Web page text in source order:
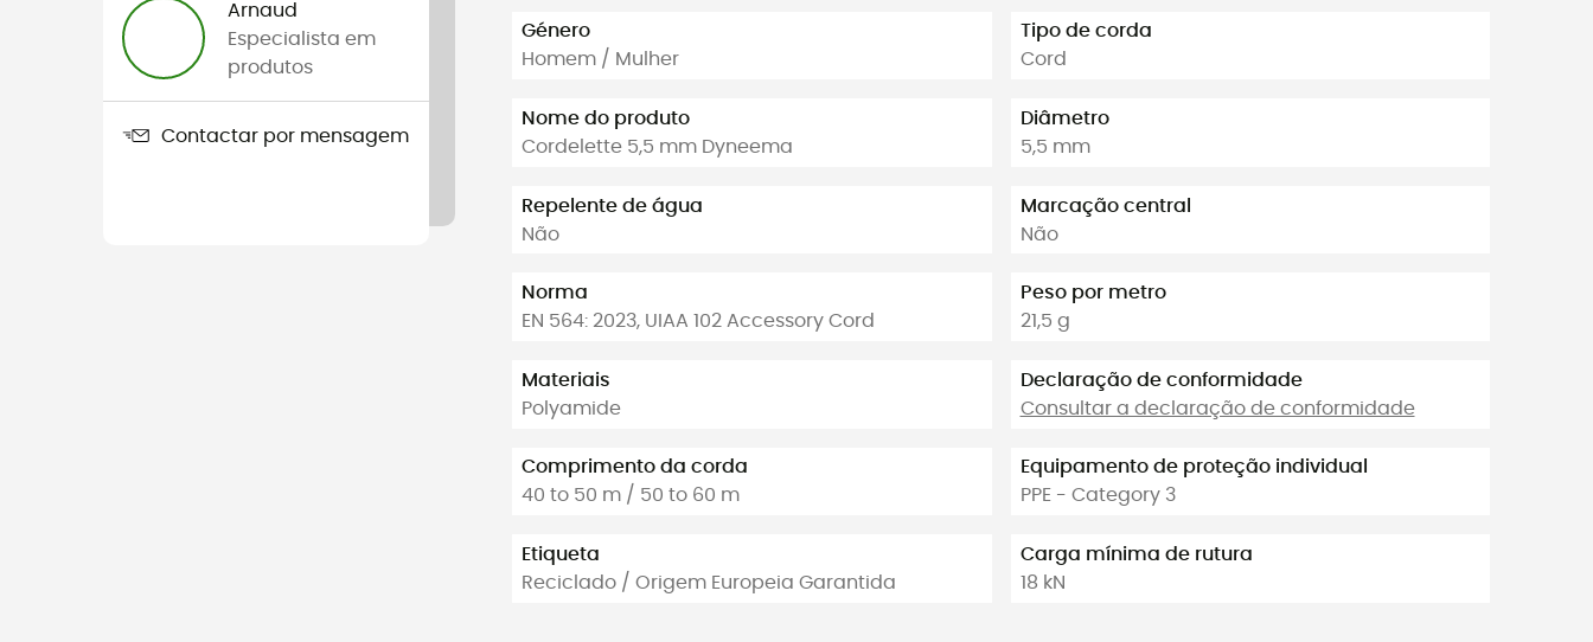
Arnaud
Especialista em
produtos
Contactar por mensagem
Género
Homem / Mulher
Nome do produto
Cordelette 5,5 mm Dyneema
Repelente de água
Não
Norma
EN 564: 2023, UIAA 102 Accessory Cord
Materiais
Polyamide
Comprimento da corda
40 to 50 m / 50 to 60 m
Etiqueta
Reciclado / Origem Europeia Garantida
Tipo de corda
Cord
Diâmetro
5,5 mm
Marcação central
Não
Peso por metro
21,5 g
Declaração de conformidade
Consultar a declaração de conformidade
Equipamento de proteção individual
PPE - Category 3
Carga mínima de rutura
18 kN